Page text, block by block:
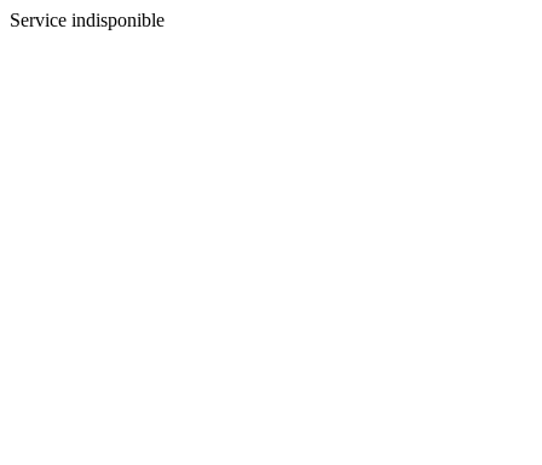
Service indisponible